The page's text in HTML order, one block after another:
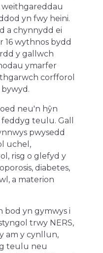
yn fwy heini.
a chynnydd ei
16 wythnos bydd
y gallwch
ymarfer
corfforol
neu'n hŷn
teulu. Gall
pwysedd
uchel,
risg o glefyd y
diabetes,
a materion
bod yn gymwys i
trwy NERS,
am y cynllun,
teulu neu